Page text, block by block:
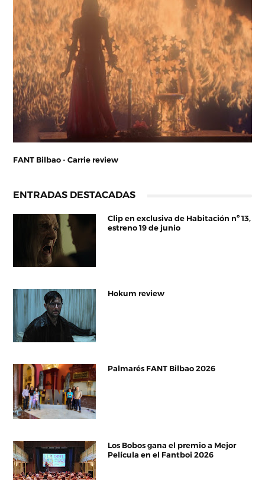
FANT Bilbao - Carrie review
ENTRADAS DESTACADAS
Clip en exclusiva de Habitación nº 13,
estreno 19 de junio
Hokum review
Palmarés FANT Bilbao 2026
Los Bobos gana el premio a Mejor
Película en el Fantboi 2026